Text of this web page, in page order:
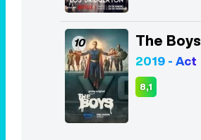
10 The Boys
2019 - Act
8,1